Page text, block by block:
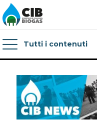
Tutti i contenuti